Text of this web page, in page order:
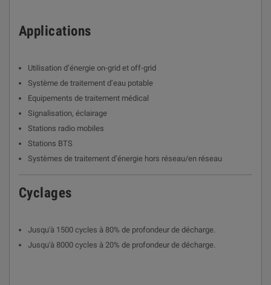
Applications
Utilisation d’énergie on-grid et off-grid
Système de traitement d’eau potable
Equipements de traitement médical
Signalisation, éclairage
Stations radio mobiles
Stations BTS
Systèmes de traitement d’énergie hors réseau/en réseau
Cyclages
Jusqu'à 1500 cycles à 80% de profondeur de décharge.
Jusqu'à 8000 cycles à 20% de profondeur de décharge.